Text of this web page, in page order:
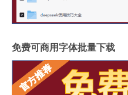
免费可商用字体批量下载